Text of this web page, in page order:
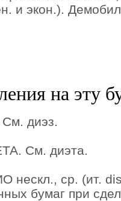
и экон.).
на эту
диэз.
См. диэта.
нескл., ср. (ит.
бумаг при